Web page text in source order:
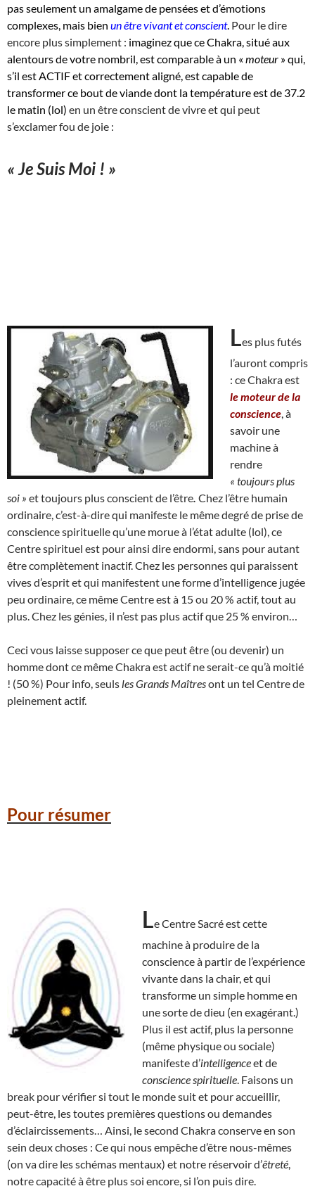
pas seulement un amalgame de pensées et d’émotions
complexes, mais bien un être vivant et conscient. Pour le dire
encore plus simplement : imaginez que ce Chakra, situé aux
alentours de votre nombril, est comparable à un « moteur » qui,
s’il est ACTIF et correctement aligné, est capable de
transformer ce bout de viande dont la température est de 37.2
le matin (lol) en un être conscient de vivre et qui peut
s’exclamer fou de joie :
« Je Suis Moi ! »
Les plus futés
l’auront compris
: ce Chakra est
le moteur de la
conscience , à
savoir une
machine à
rendre
« toujours plus
soi » et toujours plus conscient de l’être Chez l’être humain
ordinaire, c’est-à-dire qui manifeste le même degré de prise de
conscience spirituelle qu’une morue à l’état adulte (lol), ce
Centre spirituel est pour ainsi dire endormi, sans pour autant
être complètement inactif. Chez les personnes qui paraissent
vives d’esprit et qui manifestent une forme d’intelligence jugée
peu ordinaire, ce même Centre est à 15 ou 20 % actif, tout au
plus. Chez les génies, il n’est pas plus actif que 25 % environ…
Ceci vous laisse supposer ce que peut être (ou devenir) un
homme dont ce même Chakra est actif ne serait-ce qu’à moitié
! (50 %) Pour info, seuls les Grands Maîtresont un tel Centre de
pleinement actif.
Pour résumer
Le Centre Sacré est cette
machine à produire de la
conscience à partir de l’expérience
vivante dans la chair, et qui
transforme un simple homme en
une sorte de dieu (en exagérant.)
Plus il est actif, plus la personne
(même physique ou sociale)
manifeste d’intelligenceet de
conscience spirituelle . Faisons un
break pour vérifier si tout le monde suit et pour accueillir,
peut-être, les toutes premières questions ou demandes
d’éclaircissements… Ainsi, le second Chakra conserve en son
sein deux choses : Ce qui nous empêche d’être nous-mêmes
(on va dire les schémas mentaux) et notre réservoir d’êtreté
notre capacité à être plus soi encore, si l’on puis dire.